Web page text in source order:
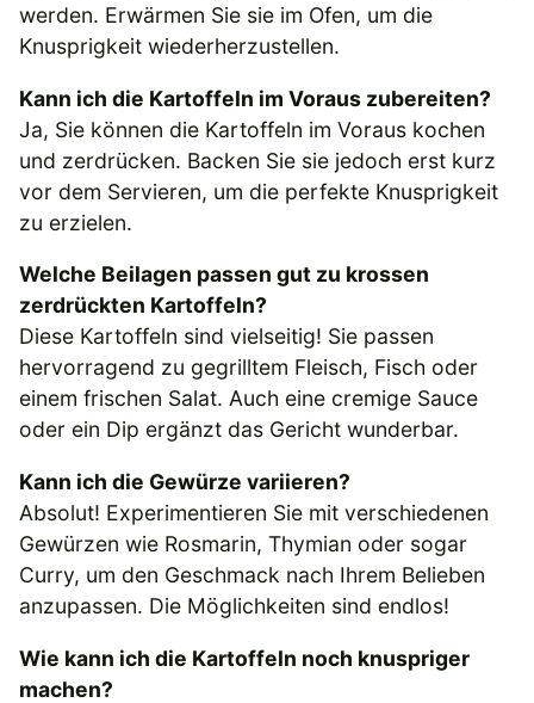
werden. Erwärmen Sie sie im Ofen, um die
Knusprigkeit wiederherzustellen.
Kann ich die Kartoffeln im Voraus zubereiten?
Ja, Sie können die Kartoffeln im Voraus kochen
und zerdrücken. Backen Sie sie jedoch erst kurz
vor dem Servieren, um die perfekte Knusprigkeit
zu erzielen.
Welche Beilagen passen gut zu krossen
zerdrückten Kartoffeln?
Diese Kartoffeln sind vielseitig! Sie passen
hervorragend zu gegrilltem Fleisch, Fisch oder
einem frischen Salat. Auch eine cremige Sauce
oder ein Dip ergänzt das Gericht wunderbar.
Kann ich die Gewürze variieren?
Absolut! Experimentieren Sie mit verschiedenen
Gewürzen wie Rosmarin, Thymian oder sogar
Curry, um den Geschmack nach Ihrem Belieben
anzupassen. Die Möglichkeiten sind endlos!
Wie kann ich die Kartoffeln noch knuspriger
machen?